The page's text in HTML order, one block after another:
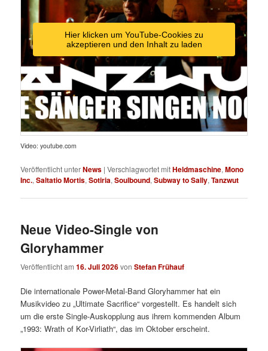
Hier klicken um YouTube-Cookies zu
akzeptieren und den Inhalt zu laden
Video: youtube.com
Veröffentlicht unterNews |Verschlagwortet mitHeldmaschine,Mono
Inc.,Saltatio Mortis,Sotiria,Soulbound,Subway to Sally,Tanzwut
Neue Video-Single von
Gloryhammer
Veröffentlicht am16. Juli 2026vonStefan Frühauf
Die internationale Power-Metal-Band Gloryhammer hat ein
Musikvideo zu „Ultimate Sacrifice“ vorgestellt. Es handelt sich
um die erste Single-Auskopplung aus ihrem kommenden Album
„1993: Wrath of Kor-Virliath“, das im Oktober erscheint.